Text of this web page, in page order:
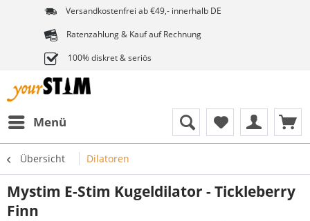
Versandkostenfrei ab €49,- innerhalb DE
Ratenzahlung & Kauf auf Rechnung
100% diskret & seriös
Menü
Übersicht Dilatoren
Mystim E-Stim Kugeldilator - Tickleberry
Finn